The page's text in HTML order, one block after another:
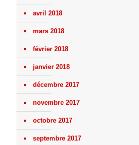
avril 2018
mars 2018
février 2018
janvier 2018
décembre 2017
novembre 2017
octobre 2017
septembre 2017